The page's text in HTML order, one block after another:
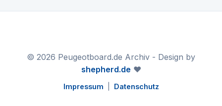
© 2026 Peugeotboard.de Archiv - Design by
shepherd.de ❤️
Impressum Datenschutz